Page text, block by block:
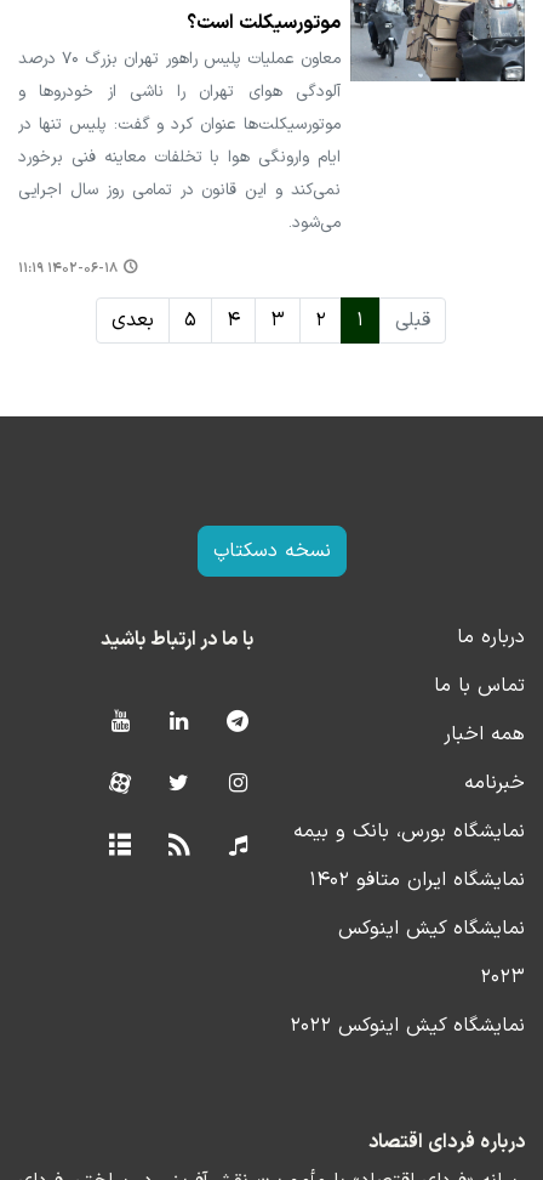
موتورسیکلت است؟
معاون عملیات پلیس راهور تهران بزرگ ۷۰ درصد
آلودگی هوای تهران را ناشی از خودروها و
موتورسیکلت‌ها عنوان کرد و گفت: پلیس تنها در
ایام وارونگی هوا با تخلفات معاینه فنی برخورد
نمی‌کند و این قانون در تمامی روز سال اجرایی
می‌شود.
۱۴۰۲-۰۶-۱۸ ۱۱:۱۹
قبلی ۱ ۲ ۳ ۴ ۵ بعدی
نسخه دسکتاپ
درباره ما
تماس با ما
همه اخبار
خبرنامه
نمایشگاه بورس، بانک و بیمه
نمایشگاه ایران متافو ۱۴۰۲
نمایشگاه کیش اینوکس
۲۰۲۳
نمایشگاه کیش اینوکس ۲۰۲۲
با ما در ارتباط باشید
درباره فردای اقتصاد